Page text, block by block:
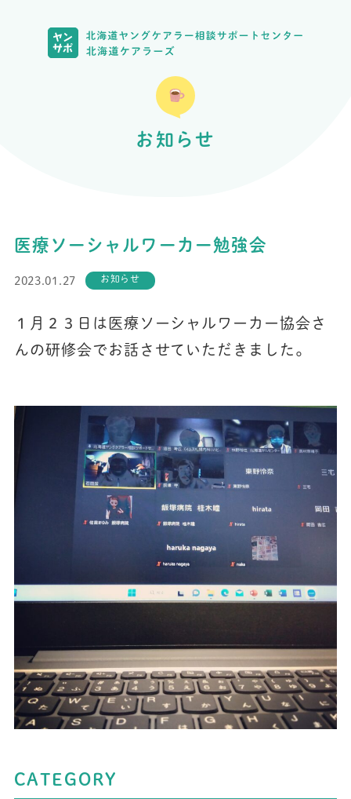
お知らせ
医療ソーシャルワーカー勉強会
2023.01.27 お知らせ
１月２３日は医療ソーシャルワーカー協会さ
んの研修会でお話させていただきました。
CATEGORY